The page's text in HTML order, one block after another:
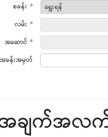
စခန်း *
လမ်း *
အဆောင် *
အခန်းအမှတ်
အချက်အလ